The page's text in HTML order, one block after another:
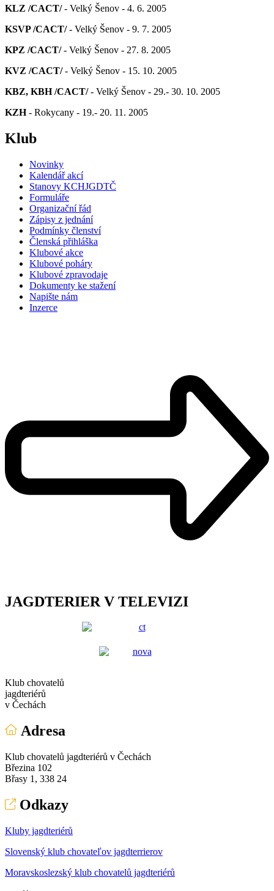
KLZ /CACT/- Velký Šenov - 4. 6. 2005
KSVP /CACT/- Velký Šenov - 9. 7. 2005
KPZ /CACT/- Velký Šenov - 27. 8. 2005
KVZ /CACT/- Velký Šenov - 15. 10. 2005
KBZ, KBH /CACT/- Velký Šenov - 29.- 30. 10. 2005
KZH- Rokycany - 19.- 20. 11. 2005
Klub
Novinky
Kalendář akcí
Stanovy KCHJGDTČ
Formuláře
Organizační řád
Zápisy z jednání
Podmínky členství
Členská přihláška
Klubové akce
Klubové poháry
Klubové zpravodaje
Dokumenty ke stažení
Napište nám
Inzerce
JAGDTERIER V TELEVIZI
Klub chovatelů
jagdteriérů
v Čechách
Adresa
Klub chovatelů jagdteriérů v Čechách
Březina 102
Břasy 1, 338 24
Odkazy
Kluby jagdteriérů
Slovenský klub chovateľov jagdterrierov
Moravskoslezský klub chovatelů jagdteriérů